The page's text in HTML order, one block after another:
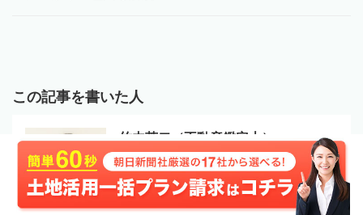
この記事を書いた人
竹内英二（不動産鑑定士）
不動産鑑定士、中小企業診断士、宅地建物取
引士
不動産鑑定事務所および宅地建物取引業者
である(株)グロープロフィットの代表取締役。保有資格は不